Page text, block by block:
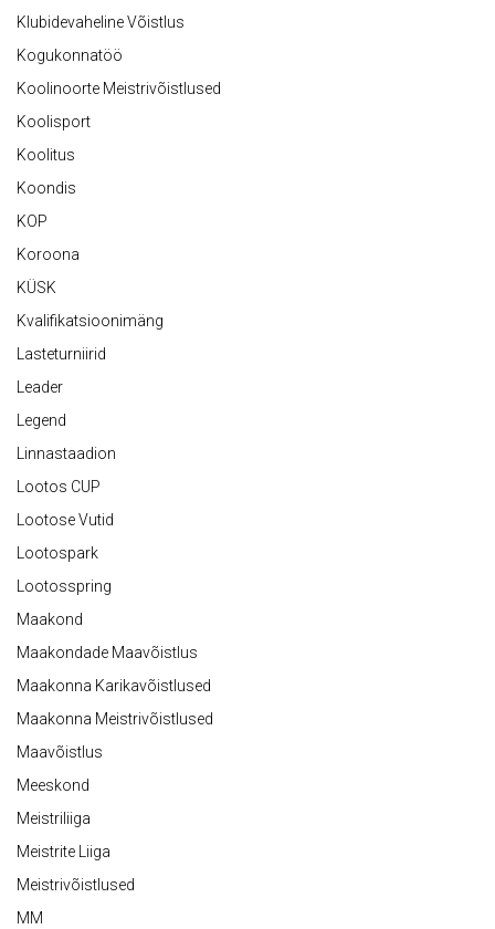
Klubidevaheline Võistlus
Kogukonnatöö
Koolinoorte Meistrivõistlused
Koolisport
Koolitus
Koondis
KOP
Koroona
KÜSK
Kvalifikatsioonimäng
Lasteturniirid
Leader
Legend
Linnastaadion
Lootos CUP
Lootose Vutid
Lootospark
Lootosspring
Maakond
Maakondade Maavõistlus
Maakonna Karikavõistlused
Maakonna Meistrivõistlused
Maavõistlus
Meeskond
Meistriliiga
Meistrite Liiga
Meistrivõistlused
MM